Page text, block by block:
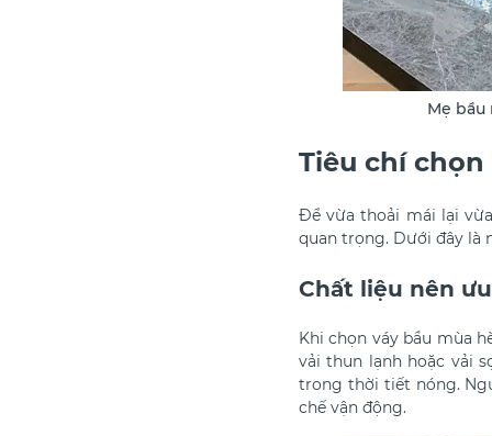
Mẹ
Tiêu chí
Để vừa thoải mái lại
quan trọng. Dưới đây là
Chất liệu nên
Khi chọn váy bầu mùa
vải thun lạnh hoặc vải
trong thời tiết nóng.
chế vận động.